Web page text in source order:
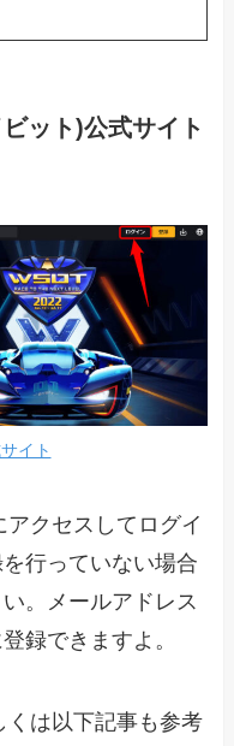
ット)公式サイト
イト
アクセスしてログイ
行っていない場合
。メールアドレス
録できますよ。
くは以下記事も参考